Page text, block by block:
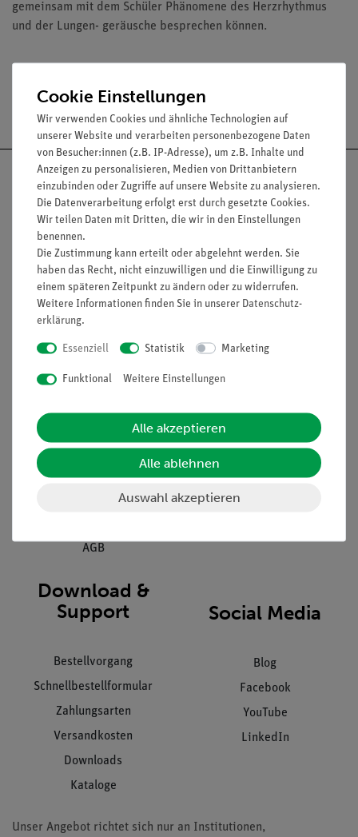
gemeinsam mit dem Schüler Phänomene des Herzrhythmus
und der Lungen- geräusche besprechen können.
Versandkostenfrei ab 300,- €
Nach oben
Informationen
Unternehmen
Projekte und Lösungen
Stellenangebote
Kontakt
Hinweisgeberschutz
Datenschutz
AGB
Service
Übersicht Service
Beratung & Showroom
Inbetriebnahme & Schulungen
Download &
Support
Bestellvorgang
Schnellbestellformular
Zahlungsarten
Versandkosten
Downloads
Kataloge
Social Media
Blog
Facebook
YouTube
LinkedIn
Unser Angebot richtet sich nur an Institutionen,
Cookie Einstellungen
Wir verwenden Cookies und ähnliche Technologien auf
unserer Website und verarbeiten personenbezogene Daten
von Besucher:innen (z.B. IP-Adresse), um z.B. Inhalte und
Anzeigen zu personalisieren, Medien von Drittanbietern
einzubinden oder Zugriffe auf unsere Website zu analysieren.
Die Datenverarbeitung erfolgt erst durch gesetzte Cookies.
Wir teilen Daten mit Dritten, die wir in den Einstellungen
benennen.
Die Zustimmung kann erteilt oder abgelehnt werden. Sie
haben das Recht, nicht einzuwilligen und die Einwilligung zu
einem späteren Zeitpunkt zu ändern oder zu widerrufen.
Weitere Informationen finden Sie in unserer Daten­schutz­
erklärung.
Essenziell Statistik Marketing
Funktional Weitere Einstellungen
Alle akzeptieren
Alle ablehnen
Auswahl akzeptieren